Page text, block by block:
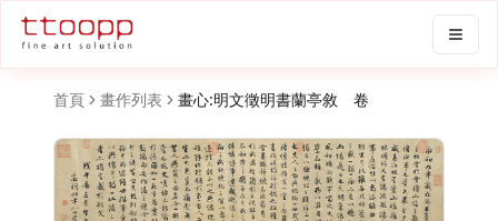
首頁 畫作列表 畫心:明文徵明書蘭亭敘 卷